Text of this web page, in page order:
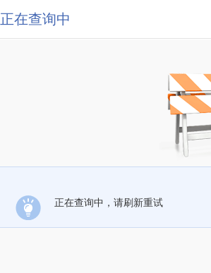
正在查询中
正在查询中，请刷新重试